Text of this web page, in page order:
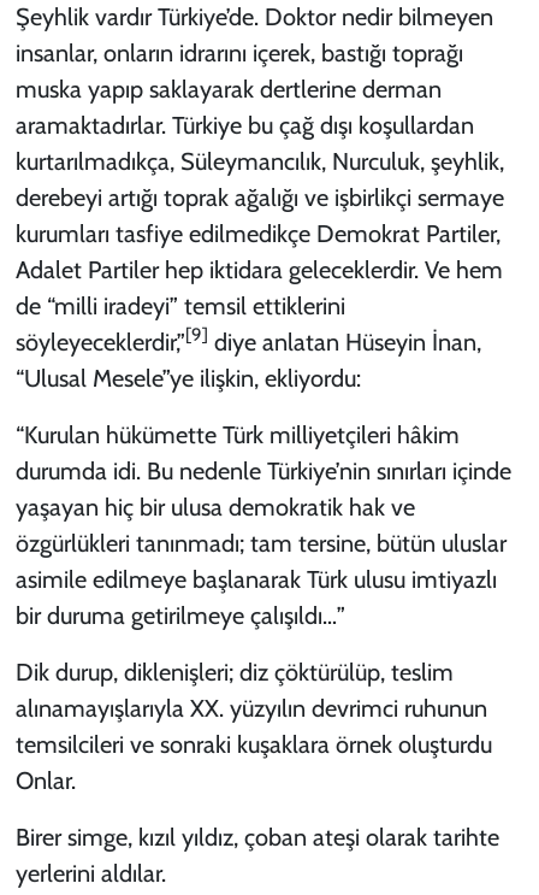
Şeyhlik vardır Türkiye’de. Doktor nedir bilmeyen
insanlar, onların idrarını içerek, bastığı toprağı
muska yapıp saklayarak dertlerine derman
aramaktadırlar. Türkiye bu çağ dışı koşullardan
kurtarılmadıkça, Süleymancılık, Nurculuk, şeyhlik,
derebeyi artığı toprak ağalığı ve işbirlikçi sermaye
kurumları tasfiye edilmedikçe Demokrat Partiler,
Adalet Partiler hep iktidara geleceklerdir. Ve hem
de “milli iradeyi” temsil ettiklerini
söyleyeceklerdir,”[9] diye anlatan Hüseyin İnan,
“Ulusal Mesele”ye ilişkin, ekliyordu:
“Kurulan hükümette Türk milliyetçileri hâkim
durumda idi. Bu nedenle Türkiye’nin sınırları içinde
yaşayan hiç bir ulusa demokratik hak ve
özgürlükleri tanınmadı; tam tersine, bütün uluslar
asimile edilmeye başlanarak Türk ulusu imtiyazlı
bir duruma getirilmeye çalışıldı…”
Dik durup, diklenişleri; diz çöktürülüp, teslim
alınamayışlarıyla XX. yüzyılın devrimci ruhunun
temsilcileri ve sonraki kuşaklara örnek oluşturdu
Onlar.
Birer simge, kızıl yıldız, çoban ateşi olarak tarihte
yerlerini aldılar.